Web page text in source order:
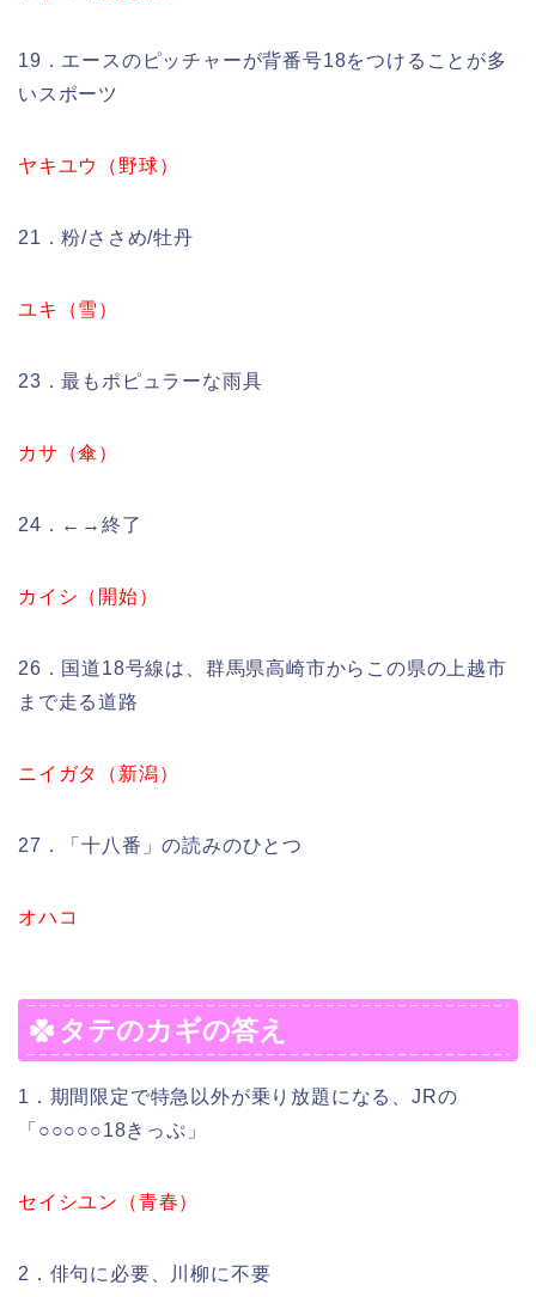
19．エースのピッチャーが背番号18をつけることが多
いスポーツ
ヤキユウ（野球）
21．粉/ささめ/牡丹
ユキ（雪）
23．最もポピュラーな雨具
カサ（傘）
24．←→終了
カイシ（開始）
26．国道18号線は、群馬県高崎市からこの県の上越市
まで走る道路
ニイガタ（新潟）
27．「十八番」の読みのひとつ
オハコ
タテのカギの答え
1．期間限定で特急以外が乗り放題になる、JRの
「○○○○○18きっぷ」
セイシユン（青春）
2．俳句に必要、川柳に不要